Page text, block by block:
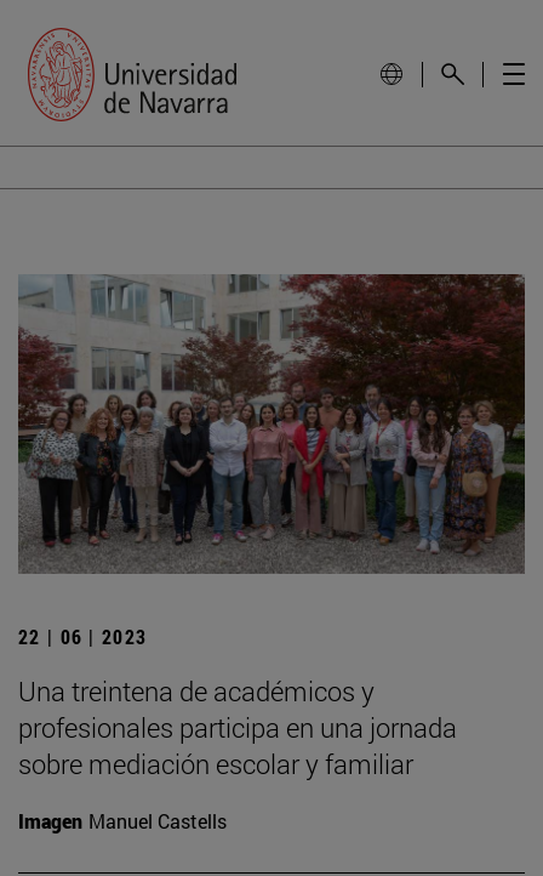
22 | 06 | 2023
Una treintena de académicos y
profesionales participa en una jornada
sobre mediación escolar y familiar
Imagen Manuel Castells